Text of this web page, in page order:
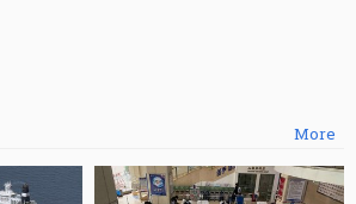
More